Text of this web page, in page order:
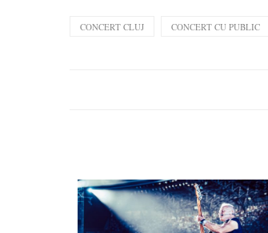
CONCERT CLUJ CONCERT CU PUBLIC